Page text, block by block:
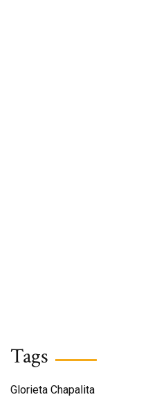
Tags
Glorieta Chapalita